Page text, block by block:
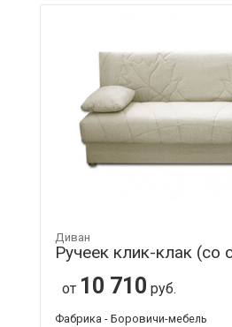
Диван
Ручеек клик-клак (со
от 10 710 руб.
Фабрика - Боровичи-мебель